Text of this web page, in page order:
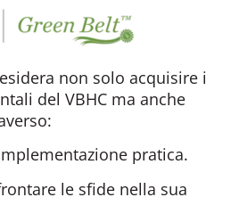
non solo acquisire i
del VBHC ma anche
pratica.
le sfide nella sua